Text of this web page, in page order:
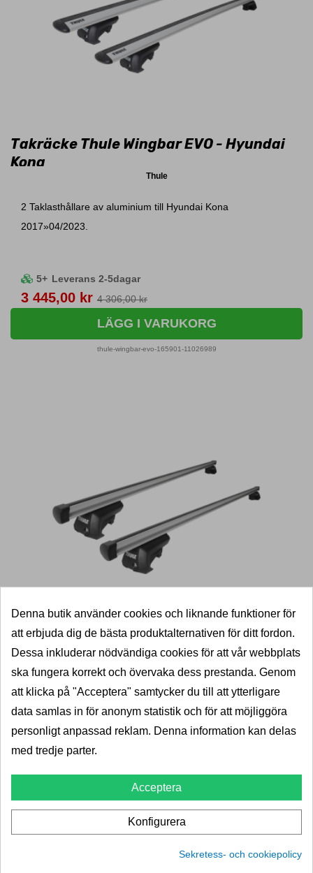
Takräcke Thule Wingbar EVO - Hyundai
Kona
Thule
2 Taklasthållare av aluminium till Hyundai Kona
2017»04/2023.
5+ Leverans 2-5dagar
Pris
3 445,00 kr 4 306,00 kr
LÄGG I VARUKORG
thule-wingbar-evo-165901-11026989
Takräcke Thule Probar - Hyundai Kona
Thule
2 Taklasthållare av aluminium till Hyundai Kona
2017»04/2023.
4 806,00 kr
LÄGG I VARUKORG
Denna butik använder cookies och liknande funktioner för
att erbjuda dig de bästa produktalternativen för ditt fordon.
Dessa inkluderar nödvändiga cookies för att vår webbplats
ska fungera korrekt och övervaka dess prestanda. Genom
att klicka på "Acceptera" samtycker du till att ytterligare
data samlas in för anonym statistik och för att möjliggöra
personligt anpassad reklam. Denna information kan delas
med tredje parter.
Acceptera
Konfigurera
Sekretess- och cookiepolicy